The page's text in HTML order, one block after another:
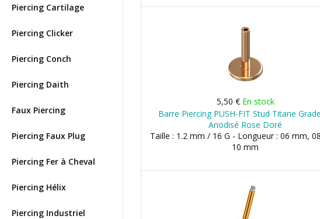
Piercing Cartilage
Piercing Clicker
Piercing Conch
Piercing Daith
Faux Piercing
Piercing Faux Plug
Piercing Fer à Cheval
Piercing Hélix
Piercing Industriel
5,50 € En stock
Barre Piercing PUSH-FIT Stud Titane
Anodisé Rose Doré
Taille : 1.2 mm / 16 G - Longueur : 06 mm,
10 mm